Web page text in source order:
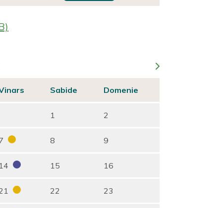
Sabide Domenie
1 2
8 9
14 15 16
22 23